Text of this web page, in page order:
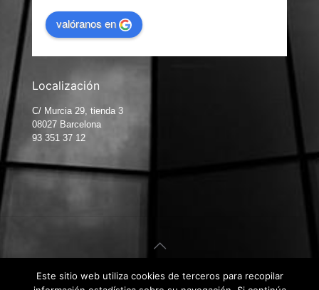
valóranos en
Localización
C/ Murcia 29, tienda 3
08027 Barcelona
93 351 37 12
© Carpintería de Aluminio Barcelona. Diseño web porKiwop.
Este sitio web utiliza cookies de terceros para recopilar